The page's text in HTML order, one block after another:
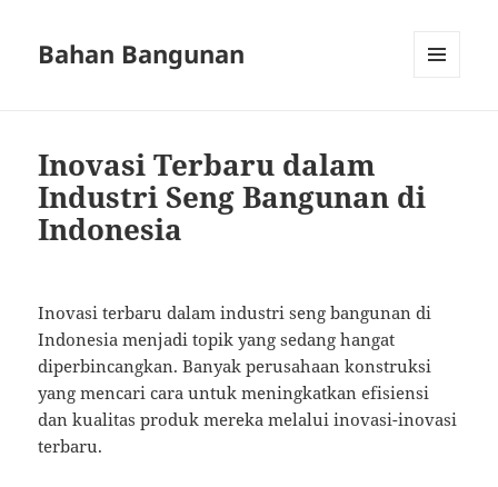
Bahan Bangunan
Inovasi Terbaru dalam
Industri Seng Bangunan di
Indonesia
Inovasi terbaru dalam industri seng bangunan di
Indonesia menjadi topik yang sedang hangat
diperbincangkan. Banyak perusahaan konstruksi
yang mencari cara untuk meningkatkan efisiensi
dan kualitas produk mereka melalui inovasi-inovasi
terbaru.